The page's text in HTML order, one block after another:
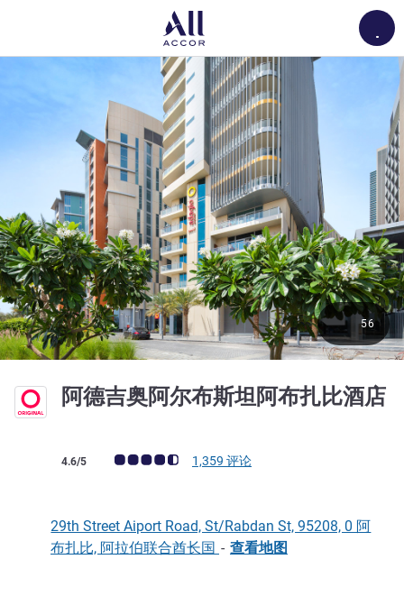
阿德吉奥阿尔布斯坦阿布扎比酒店
客户意见评级 (ALL 评级)
4.6/5 1,359 评论
56
29th Street Aiport Road, St/Rabdan St, 95208, 0 阿
布扎比, 阿拉伯联合酋长国 - 查看地图